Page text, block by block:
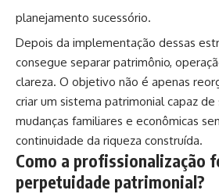
planejamento sucessório.
Depois da implementação dessas
consegue separar patrimônio,
clareza. O objetivo não é apenas
criar um sistema patrimonial capaz de
mudanças familiares e econômicas
continuidade da riqueza construída.
Como a profissionalização
perpetuidade patrimonial?